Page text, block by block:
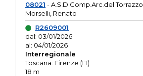
08021 - A.S.D.Comp.Arc.del Torrazzo
Morselli, Renato
R2609001
dal: 03/01/2026
al: 04/01/2026
Interregionale
Toscana: Firenze (FI)
18 m